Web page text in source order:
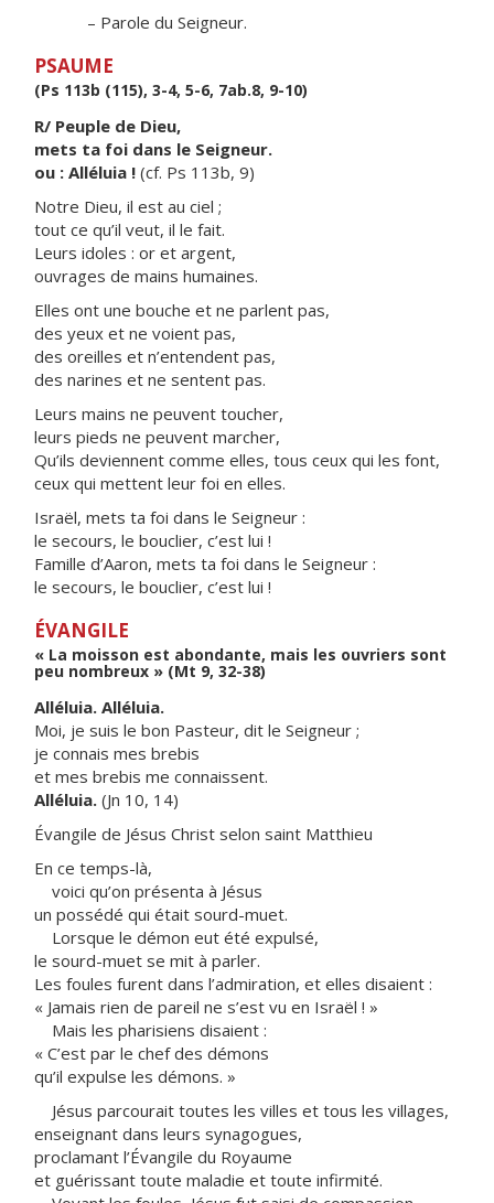
– Parole du Seigneur.
PSAUME
(Ps 113b (115), 3-4, 5-6, 7ab.8, 9-10)
R/ Peuple de Dieu,
mets ta foi dans le Seigneur.
ou : Alléluia ! (cf. Ps 113b, 9)
Notre Dieu, il est au ciel ;
tout ce qu’il veut, il le fait.
Leurs idoles : or et argent,
ouvrages de mains humaines.
Elles ont une bouche et ne parlent pas,
des yeux et ne voient pas,
des oreilles et n’entendent pas,
des narines et ne sentent pas.
Leurs mains ne peuvent toucher,
leurs pieds ne peuvent marcher,
Qu’ils deviennent comme elles, tous ceux qui les font,
ceux qui mettent leur foi en elles.
Israël, mets ta foi dans le Seigneur :
le secours, le bouclier, c’est lui !
Famille d’Aaron, mets ta foi dans le Seigneur :
le secours, le bouclier, c’est lui !
ÉVANGILE
« La moisson est abondante, mais les ouvriers sont
peu nombreux » (Mt 9, 32-38)
Alléluia. Alléluia.
Moi, je suis le bon Pasteur, dit le Seigneur ;
je connais mes brebis
et mes brebis me connaissent.
Alléluia. (Jn 10, 14)
Évangile de Jésus Christ selon saint Matthieu
En ce temps-là,
voici qu’on présenta à Jésus
un possédé qui était sourd-muet.
Lorsque le démon eut été expulsé,
le sourd-muet se mit à parler.
Les foules furent dans l’admiration, et elles disaient :
« Jamais rien de pareil ne s’est vu en Israël ! »
Mais les pharisiens disaient :
« C’est par le chef des démons
qu’il expulse les démons. »
Jésus parcourait toutes les villes et tous les villages,
enseignant dans leurs synagogues,
proclamant l’Évangile du Royaume
et guérissant toute maladie et toute infirmité.